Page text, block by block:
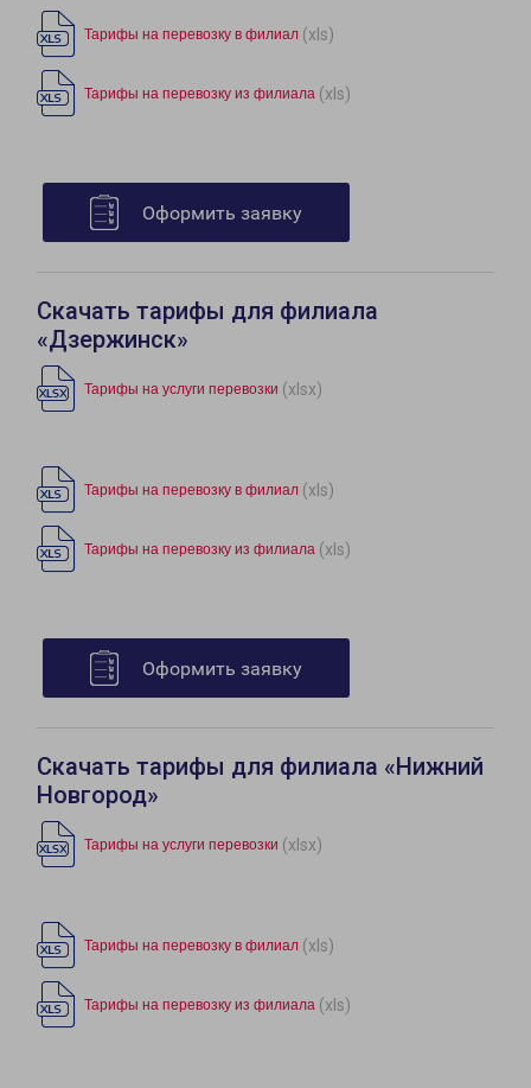
Тарифы на перевозку в филиал (xls)
Тарифы на перевозку из филиала (xls)
Оформить заявку
Скачать тарифы для филиала
«Дзержинск»
Тарифы на услуги перевозки (xlsx)
Тарифы на перевозку в филиал (xls)
Тарифы на перевозку из филиала (xls)
Оформить заявку
Скачать тарифы для филиала «Нижний
Новгород»
Тарифы на услуги перевозки (xlsx)
Тарифы на перевозку в филиал (xls)
Тарифы на перевозку из филиала (xls)